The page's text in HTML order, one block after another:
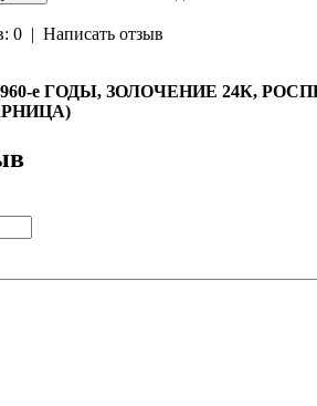
0 | Написать отзыв
е ГОДЫ, ЗОЛОЧЕНИЕ 24К,